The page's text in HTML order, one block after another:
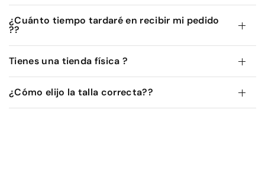
¿Cuánto tiempo tardaré en recibir mi pedido
??
Tienes una tienda física ?
¿Cómo elijo la talla correcta??